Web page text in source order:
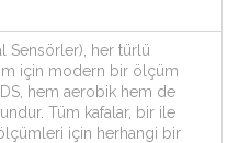
Sensörler), her türlü
için modern bir ölçüm
hem aerobik hem de
Tüm kafalar, bir ile
için herhangi bir